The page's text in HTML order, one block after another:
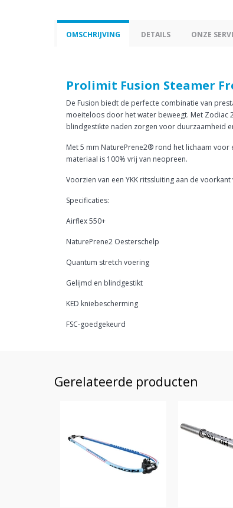
OMSCHRIJVING DETAILS ONZE
Prolimit Fusion Steamer
De Fusion biedt de perfecte combinatie van
moeiteloos door het water beweegt. Met Zodiac
blindgestikte naden zorgen voor duurzaamheid
Met 5 mm NaturePrene2® rond het lichaam
materiaal is 100% vrij van neopreen.
Voorzien van een YKK ritssluiting aan de
Specificaties:
Airflex 550+
NaturePrene2 Oesterschelp
Quantum stretch voering
Gelijmd en blindgestikt
KED kniebescherming
FSC-goedgekeurd
Gerelateerde producten